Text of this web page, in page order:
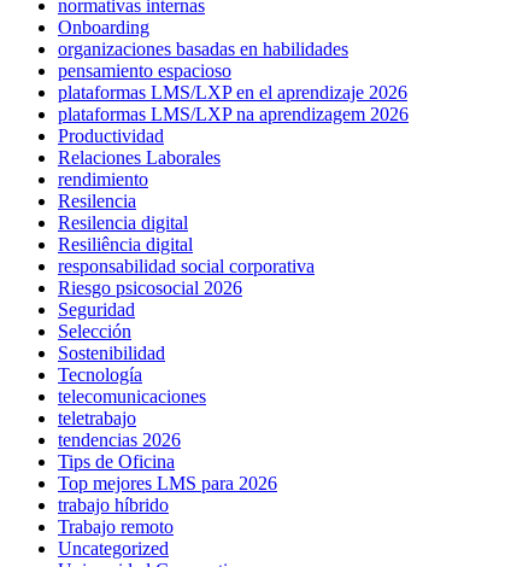
normativas internas
Onboarding
organizaciones basadas en habilidades
pensamiento espacioso
plataformas LMS/LXP en el aprendizaje 2026
plataformas LMS/LXP na aprendizagem 2026
Productividad
Relaciones Laborales
rendimiento
Resilencia
Resilencia digital
Resiliência digital
responsabilidad social corporativa
Riesgo psicosocial 2026
Seguridad
Selección
Sostenibilidad
Tecnología
telecomunicaciones
teletrabajo
tendencias 2026
Tips de Oficina
Top mejores LMS para 2026
trabajo híbrido
Trabajo remoto
Uncategorized